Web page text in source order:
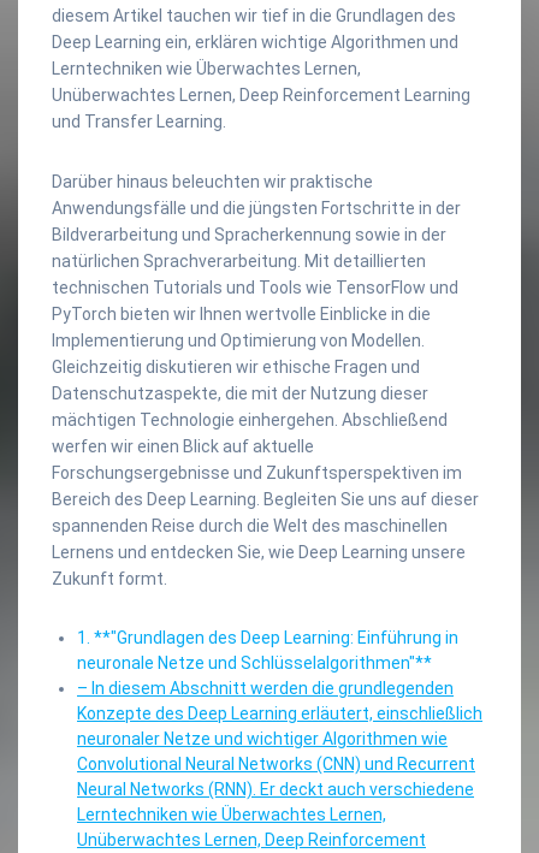
diesem Artikel tauchen wir tief in die Grundlagen des
Deep Learning ein, erklären wichtige Algorithmen und
Lerntechniken wie Überwachtes Lernen,
Unüberwachtes Lernen, Deep Reinforcement Learning
und Transfer Learning.
Darüber hinaus beleuchten wir praktische
Anwendungsfälle und die jüngsten Fortschritte in der
Bildverarbeitung und Spracherkennung sowie in der
natürlichen Sprachverarbeitung. Mit detaillierten
technischen Tutorials und Tools wie TensorFlow und
PyTorch bieten wir Ihnen wertvolle Einblicke in die
Implementierung und Optimierung von Modellen.
Gleichzeitig diskutieren wir ethische Fragen und
Datenschutzaspekte, die mit der Nutzung dieser
mächtigen Technologie einhergehen. Abschließend
werfen wir einen Blick auf aktuelle
Forschungsergebnisse und Zukunftsperspektiven im
Bereich des Deep Learning. Begleiten Sie uns auf dieser
spannenden Reise durch die Welt des maschinellen
Lernens und entdecken Sie, wie Deep Learning unsere
Zukunft formt.
1. **"Grundlagen des Deep Learning: Einführung in
neuronale Netze und Schlüsselalgorithmen"**
– In diesem Abschnitt werden die grundlegenden
Konzepte des Deep Learning erläutert, einschließlich
neuronaler Netze und wichtiger Algorithmen wie
Convolutional Neural Networks (CNN) und Recurrent
Neural Networks (RNN). Er deckt auch verschiedene
Lerntechniken wie Überwachtes Lernen,
Unüberwachtes Lernen, Deep Reinforcement